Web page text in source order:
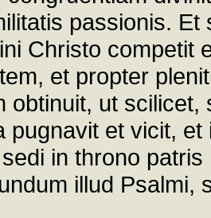
passionis.
Christo competit
et propter
obtinuit, ut
pugnavit et vicit,
in throno
illud Psalmi,